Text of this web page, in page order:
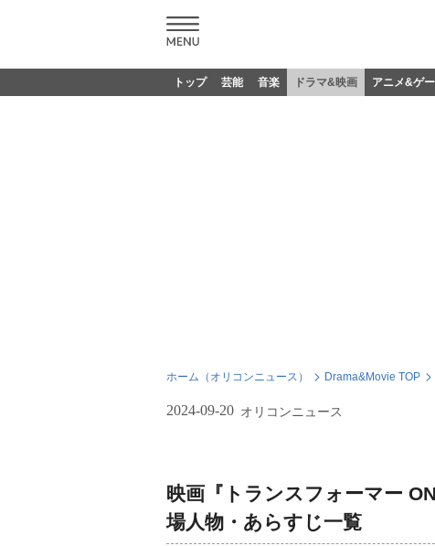
トップ 芸能 音楽 ドラマ&映画 アニメ&ゲ
ホーム（オリコンニュース） Drama&Movie TOP
2024-09-20 オリコンニュース
映画『トランスフォーマー
場人物・あらすじ一覧